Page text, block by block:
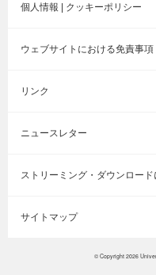
個人情報 | クッキーポリシー
ウェブサイトにおける免責事項
リンク
ニュースレター
ストリーミング・ダウンロード
サイトマップ
© Copyright 2026